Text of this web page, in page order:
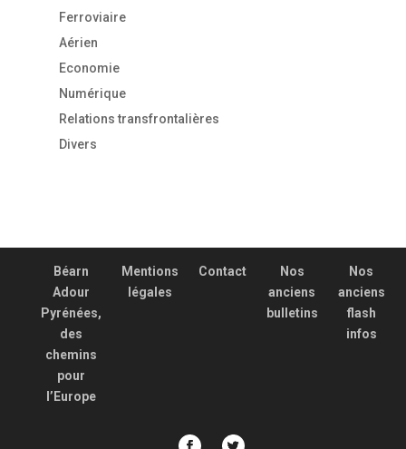
Ferroviaire
Aérien
Economie
Numérique
Relations transfrontalières
Divers
Béarn
Adour
Pyrénées,
des
chemins
pour
l’Europe
Mentions
légales
Contact
Nos
anciens
bulletins
Nos
anciens
flash
infos